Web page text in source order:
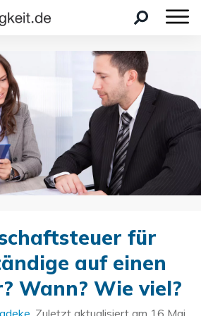
für
auf einen
Wann? Wie viel?
. Zuletzt aktualisiert am 16 Mai,